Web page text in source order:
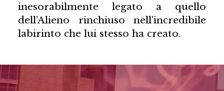
inesorabilmente legato a quello
dell’Alieno rinchiuso nell’incredibile
labirinto che lui stesso ha creato.